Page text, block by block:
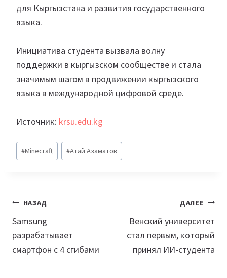
для Кыргызстана и развития государственного
языка.
Инициатива студента вызвала волну
поддержки в кыргызском сообществе и стала
значимым шагом в продвижении кыргызского
языка в международной цифровой среде.
Источник: krsu.edu.kg
Метки
записи:
#Minecraft #Атай Азаматов
Навигация
по
записям
НАЗАД
Samsung
разрабатывает
смартфон с 4 сгибами
ДАЛЕЕ
Венский университет
стал первым, который
принял ИИ-студента